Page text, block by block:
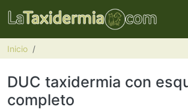
Pasar al contenido principal
Inicio
DUC taxidermia con
completo